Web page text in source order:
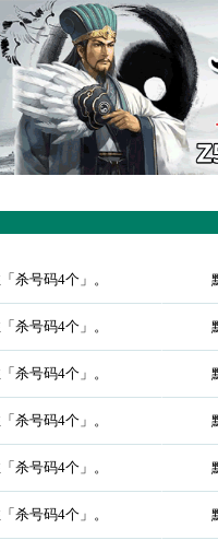
杀号码4个」。
杀号码4个」。
杀号码4个」。
杀号码4个」。
杀号码4个」。
杀号码4个」。